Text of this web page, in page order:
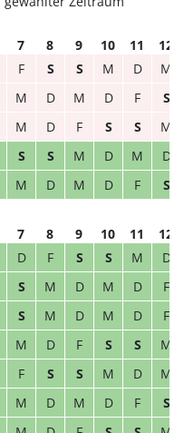
7 8 9 10 11
12
F S S M D
M
M D M D F
S
M D F S S
M
S S M D M
D
M D M D F S
7 8 9 10 11
12
D F S S M
D
S M D M D
F
S M D M D
F
M D F S S
M
F S S M D
M
M D M D F
S